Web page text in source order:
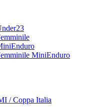
MiniEnduro
/ Coppa Italia